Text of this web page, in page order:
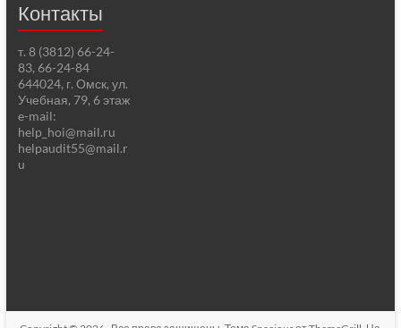
Контакты
т. 8 (3812) 66-24-
83, 66-24-84
644024, г. Омск, ул.
Учебная, 79, 6 этаж
e-mail:
help_hoi@mail.ru
helpaudit55@mail.r
u